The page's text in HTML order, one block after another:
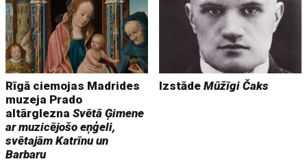
Rīgā ciemojas Madrides
muzeja Prado
altārgleznaSvētā Ģimene
ar muzicējošo eņģeli,
svētajām Katrīnu un
Barbaru
IzstādeMūžīgi Čaks